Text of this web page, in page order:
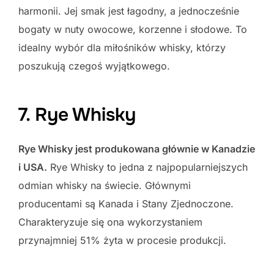
harmonii. Jej smak jest łagodny, a jednocześnie
bogaty w nuty owocowe, korzenne i słodowe. To
idealny wybór dla miłośników whisky, którzy
poszukują czegoś wyjątkowego.
7. Rye Whisky
Rye Whisky jest produkowana głównie w Kanadzie
i USA. Rye Whisky to jedna z najpopularniejszych
odmian whisky na świecie. Głównymi
producentami są Kanada i Stany Zjednoczone.
Charakteryzuje się ona wykorzystaniem
przynajmniej 51% żyta w procesie produkcji.